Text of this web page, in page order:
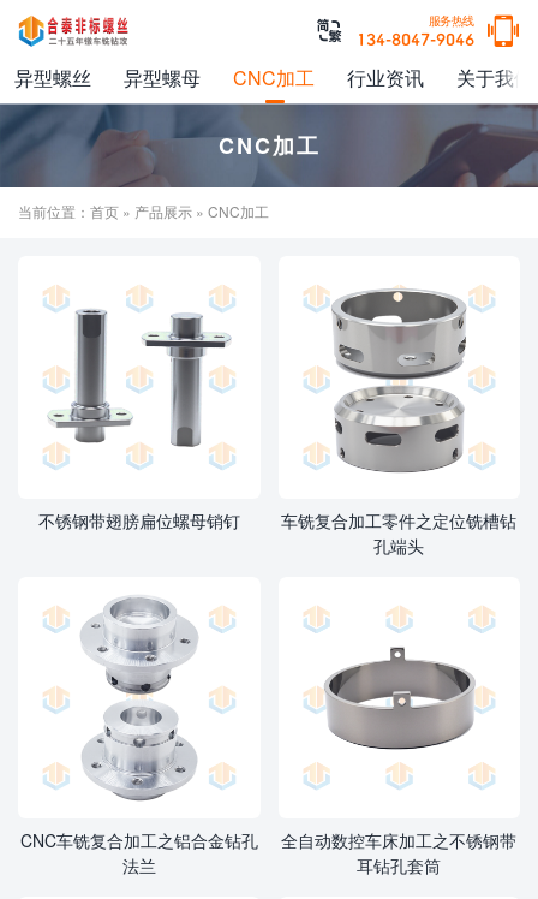
服务热线
134-8047-9046 

异型螺丝 异型螺母 CNC加工 行业资讯 关于我们
CNC加工
当前位置： 首页 » 产品展示 » CNC加工
不锈钢带翅膀扁位螺母销钉
车铣复合加工零件之定位铣槽钻
孔端头
CNC车铣复合加工之铝合金钻孔
法兰
全自动数控车床加工之不锈钢带
耳钻孔套筒